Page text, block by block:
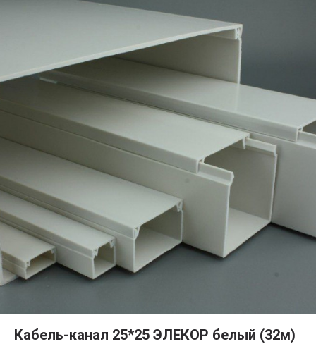
Кабель-канал 25*25 ЭЛЕКОР белый (32м)